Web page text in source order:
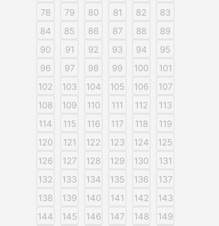
78
79 80 81 82
83
84
85 86 87 88
89
90
91 92 93 94
95
96
97 98 99 100
101
102
103 104 105 106
107
108
109 110 111 112
113
114
115 116 117 118
119
120
121 122 123 124
125
126
127 128 129 130
131
132
133 134 135 136
137
138
139 140 141 142
143
144
145 146 147 148
149